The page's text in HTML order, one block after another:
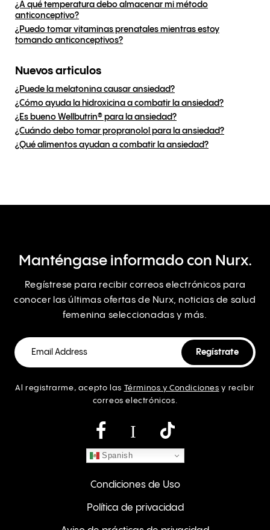
¿A qué temperatura debo almacenar mi método
anticonceptivo?
¿Puedo tomar vitaminas prenatales mientras estoy
tomando anticonceptivos?
Nuevos articulos
¿Puede la melatonina causar ansiedad?
¿Cómo ayuda la hidroxicina a combatir la ansiedad?
¿Es bueno Wellbutrin® para la ansiedad?
¿Cuándo debo tomar propranolol para la ansiedad?
¿Qué alimentos ayudan a combatir la ansiedad?
Manténgase informado con Nurx.
Regístrese para recibir correos electrónicos para
conocer las últimas ofertas de Nurx, noticias de salud
femenina seleccionadas y más.
Al registrarme, acepto las Términos y Condiciones y recibir
correos electrónicos.
Instagram
Spanish
Condiciones de Uso
Política de privacidad